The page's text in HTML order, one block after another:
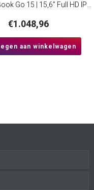
ASUS VivoBook Go 15 | 15,6” Full HD IPS | AMD Ryzen 3 7320U | 8GB DDR5 | 512GB SSD | W11 Pro | Mixed Black
€1.048,96
aan winkelwagen